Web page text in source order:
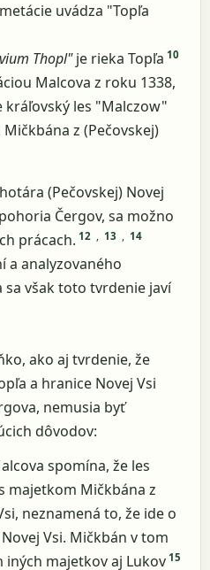
uvádza "Topľa
Thopl"je rieka Topľa 10
Malcova z roku 1338,
kráľovský les "Malczow"
z (Pečovskej)
(Pečovskej) Novej
Čergov, sa možno
prácach. 12 , 13 , 14
a analyzovaného
však toto tvrdenie javí
ako aj tvrdenie, že
a hranice Novej Vsi
nemusia byť
dôvodov:
spomína, že les
majetkom Mičkbána z
neznamená to, že ide o
Vsi. Mičkbán v tom
iných majetkov aj Lukov 15